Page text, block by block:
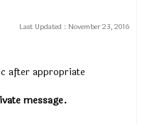
Last Updated : November 23, 2016
after appropriate
message.